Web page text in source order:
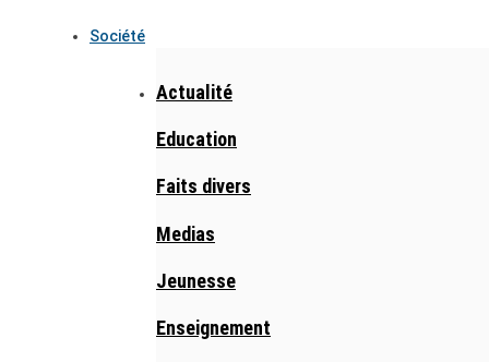
Société
Actualité
Education
Faits divers
Medias
Jeunesse
Enseignement